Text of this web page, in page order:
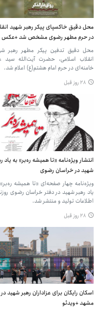
محل دقیق خاکسپای پیکر رهبر شهید
در حرم مطهر رضوی مشخص شد +عکس
محل دقیق تدفین پیکر مطهر رهبر
انقلاب اسلامی، حضرت‌ آیت‌الله سید
خامنه‌ای در حرم امام هشتم(ع) اعلام شد.
۲۸ روز قبل
انتشار ویژه‌نامه «تا همیشه ره‌بر» به یاد
شهید در خراسان رضوی
ویژه‌نامه چهار صفحه‌ای «تا همیشه
یاد رهبر شهید در دفتر خراسان رضوی
اطلاعات تولید و منتشر شد.
۲۸ روز قبل
اسکان رایگان برای عزاداران رهبر شهید در
مشهد +ویدئو